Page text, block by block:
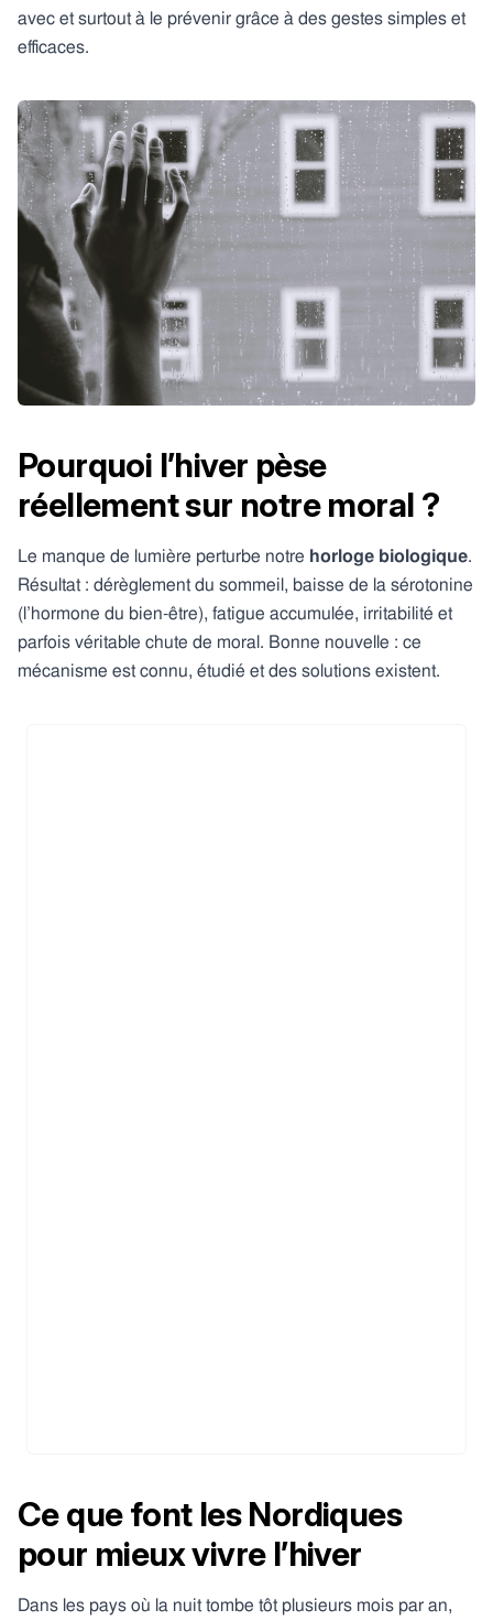
avec et surtout à le prévenir grâce à des gestes simples et
efficaces.
Pourquoi l’hiver pèse
réellement sur notre moral ?
Le manque de lumière perturbe notre horloge biologique.
Résultat : dérèglement du sommeil, baisse de la sérotonine
(l’hormone du bien-être), fatigue accumulée, irritabilité et
parfois véritable chute de moral. Bonne nouvelle : ce
mécanisme est connu, étudié et des solutions existent.
Ce que font les Nordiques
pour mieux vivre l’hiver
Dans les pays où la nuit tombe tôt plusieurs mois par an,